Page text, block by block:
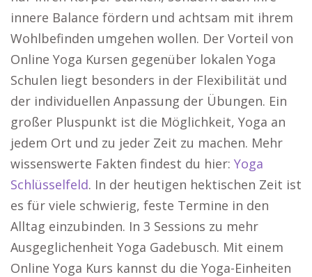
innere Balance fördern und achtsam mit ihrem
Wohlbefinden umgehen wollen. Der Vorteil von
Online Yoga Kursen gegenüber lokalen Yoga
Schulen liegt besonders in der Flexibilität und
der individuellen Anpassung der Übungen. Ein
großer Pluspunkt ist die Möglichkeit, Yoga an
jedem Ort und zu jeder Zeit zu machen. Mehr
wissenswerte Fakten findest du hier: Yoga
Schlüsselfeld. In der heutigen hektischen Zeit ist
es für viele schwierig, feste Termine in den
Alltag einzubinden. In 3 Sessions zu mehr
Ausgeglichenheit Yoga Gadebusch. Mit einem
Online Yoga Kurs kannst du die Yoga-Einheiten